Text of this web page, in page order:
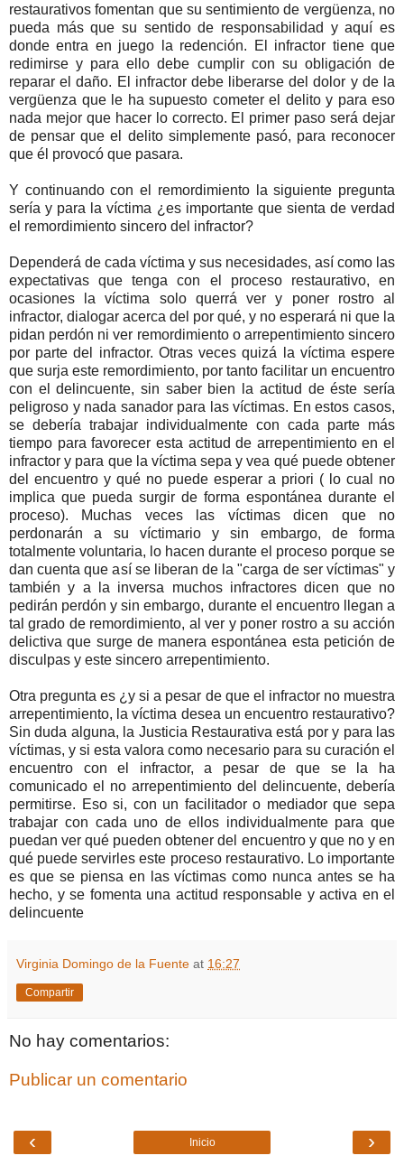
restaurativos fomentan que su sentimiento de vergüenza, no
pueda más que su sentido de responsabilidad y aquí es
donde entra en juego la redención. El infractor tiene que
redimirse y para ello debe cumplir con su obligación de
reparar el daño. El infractor debe liberarse del dolor y de la
vergüenza que le ha supuesto cometer el delito y para eso
nada mejor que hacer lo correcto. El primer paso será dejar
de pensar que el delito simplemente pasó, para reconocer
que él provocó que pasara.
Y continuando con el remordimiento la siguiente pregunta
sería y para la víctima ¿es importante que sienta de verdad
el remordimiento sincero del infractor?
Dependerá de cada víctima y sus necesidades, así como las
expectativas que tenga con el proceso restaurativo, en
ocasiones la víctima solo querrá ver y poner rostro al
infractor, dialogar acerca del por qué, y no esperará ni que la
pidan perdón ni ver remordimiento o arrepentimiento sincero
por parte del infractor. Otras veces quizá la víctima espere
que surja este remordimiento, por tanto facilitar un encuentro
con el delincuente, sin saber bien la actitud de éste sería
peligroso y nada sanador para las víctimas. En estos casos,
se debería trabajar individualmente con cada parte más
tiempo para favorecer esta actitud de arrepentimiento en el
infractor y para que la víctima sepa y vea qué puede obtener
del encuentro y qué no puede esperar a priori ( lo cual no
implica que pueda surgir de forma espontánea durante el
proceso). Muchas veces las víctimas dicen que no
perdonarán a su víctimario y sin embargo, de forma
totalmente voluntaria, lo hacen durante el proceso porque se
dan cuenta que así se liberan de la "carga de ser víctimas" y
también y a la inversa muchos infractores dicen que no
pedirán perdón y sin embargo, durante el encuentro llegan a
tal grado de remordimiento, al ver y poner rostro a su acción
delictiva que surge de manera espontánea esta petición de
disculpas y este sincero arrepentimiento.
Otra pregunta es ¿y si a pesar de que el infractor no muestra
arrepentimiento, la víctima desea un encuentro restaurativo?
Sin duda alguna, la Justicia Restaurativa está por y para las
víctimas, y si esta valora como necesario para su curación el
encuentro con el infractor, a pesar de que se la ha
comunicado el no arrepentimiento del delincuente, debería
permitirse. Eso si, con un facilitador o mediador que sepa
trabajar con cada uno de ellos individualmente para que
puedan ver qué pueden obtener del encuentro y que no y en
qué puede servirles este proceso restaurativo. Lo importante
es que se piensa en las víctimas como nunca antes se ha
hecho, y se fomenta una actitud responsable y activa en el
delincuente
Virginia Domingo de la Fuente at 16:27
Compartir
No hay comentarios:
Publicar un comentario
‹ ›
Inicio